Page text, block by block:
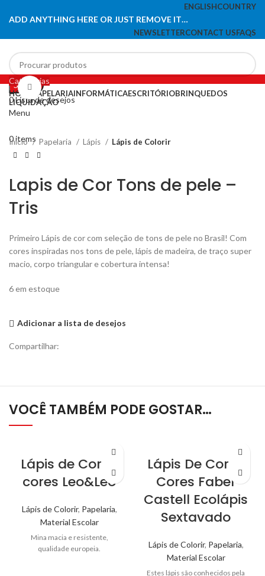
ENGLISHCOUNTRY
ADD ANYTHING HERE OR JUST REMOVE IT…
NEWSLETTERCONTACT USFAQS
Search
0Lista de desejos
Menu
0items
Categorias
HOME PAPELARIAINFORMÁTICAESCRITÓRIOBRINQUEDOS
LIQUIDAÇÃO
Click to enlarge
Início Papelaria Lápis Lápis de Colorir
Lapis de Cor Tons de pele –
Tris
Primeiro Lápis de cor com seleção de tons de pele no Brasil! Com
cores inspiradas nos tons de pele, lápis de madeira, de traço super
macio, corpo triangular e cobertura intensa!
6 em estoque
Adicionar a lista de desejos
Compartilhar:
VOCÊ TAMBÉM PODE GOSTAR…
Lápis de Cor 12
cores Leo&Leo
Lápis de Colorir, Papelaria,
Material Escolar
Mina macia e resistente,
qualidade europeia.
Lápis De Cor 12
Cores Faber
Castell Ecolápis
Sextavado
Lápis de Colorir, Papelaria,
Material Escolar
Estes lápis são conhecidos pela